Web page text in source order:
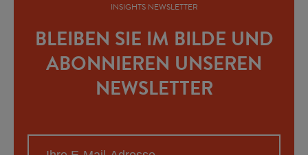
INSIGHTS NEWSLETTER
BLEIBEN SIE IM BILDE UND
ABONNIEREN UNSEREN
NEWSLETTER